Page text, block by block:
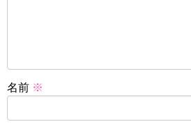
名前 ※